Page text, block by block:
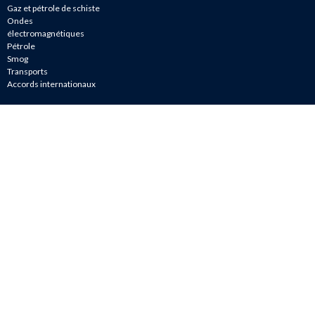
Gaz et pétrole de schiste
Ondes
électromagnétiques
Pétrole
Smog
Transports
Accords internationaux